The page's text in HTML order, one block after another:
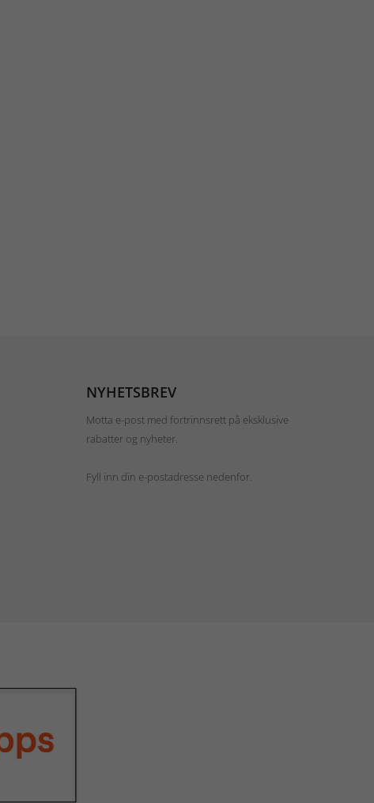
NYHETSBREV
Motta e-post med fortrinnsrett på eksklusive
rabatter og nyheter.
Fyll inn din e-postadresse nedenfor.